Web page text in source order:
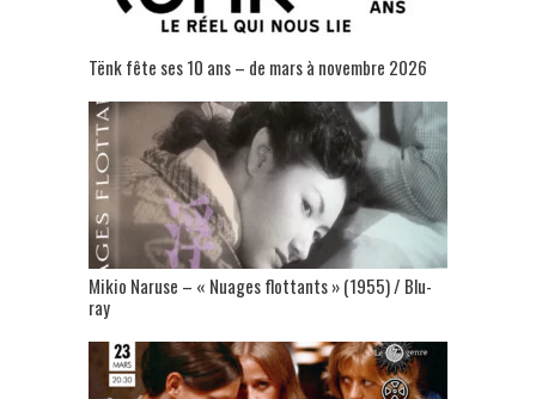
Tënk fête ses 10 ans – de mars à novembre 2026
Mikio Naruse – « Nuages flottants » (1955) / Blu-
ray